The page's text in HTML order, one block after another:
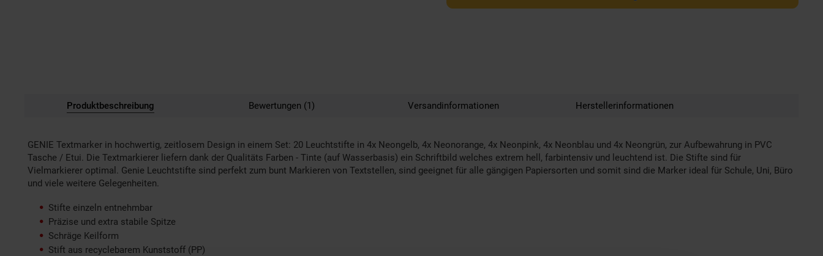
Produktbeschreibung Bewertungen (1) Versandinformationen Herstellerinformationen
GENIE Textmarker in hochwertig, zeitlosem Design in einem Set: 20 Leuchtstifte in 4x Neongelb, 4x Neonorange, 4x Neonpink, 4x Neonblau und 4x Neongrün, zur Aufbewahrung in PVC
Tasche / Etui. Die Textmarkierer liefern dank der Qualitäts Farben - Tinte (auf Wasserbasis) ein Schriftbild welches extrem hell, farbintensiv und leuchtend ist. Die Stifte sind für
Vielmarkierer optimal. Genie Leuchtstifte sind perfekt zum bunt Markieren von Textstellen, sind geeignet für alle gängigen Papiersorten und somit sind die Marker ideal für Schule, Uni, Büro
und viele weitere Gelegenheiten.
Stifte einzeln entnehmbar
Präzise und extra stabile Spitze
Schräge Keilform
Stift aus recyclebarem Kunststoff (PP)